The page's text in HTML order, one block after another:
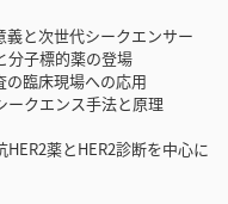
と次世代シークエンサー
子標的薬の登場
臨床現場への応用
エンス手法と原理
薬とHER2診断を中心に